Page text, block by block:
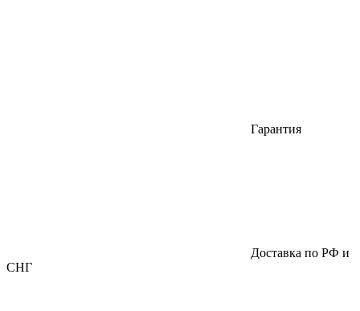
Гарантия
Доставка по РФ и
СНГ